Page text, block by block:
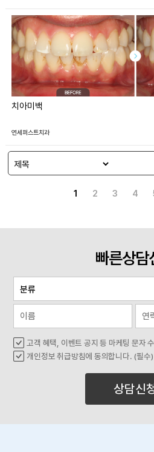
치아미백
연세퍼스트치과
1 2 3 4
빠른상담
고객 혜택, 이벤트 공지 등 마케팅 문자
개인정보 취급방침에 동의합니다. (필수)
상담신